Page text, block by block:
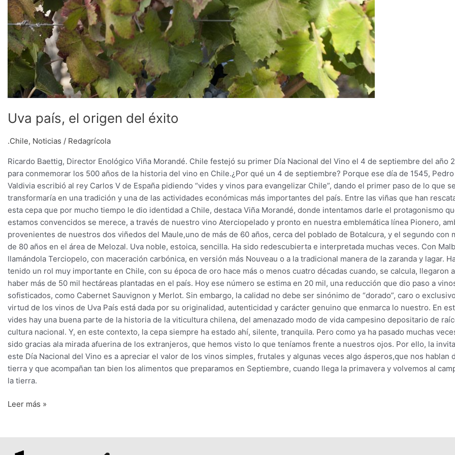
Uva país, el origen del éxito
.Chile, Noticias / Redagrícola
Ricardo Baettig, Director Enológico Viña Morandé. Chile festejó su primer Día Nacional del Vino el 4 de septiembre del año
para conmemorar los 500 años de la historia del vino en Chile.¿Por qué un 4 de septiembre? Porque ese día de 1545,
Valdivia escribió al rey Carlos V de España pidiendo “vides y vinos para evangelizar Chile”, dando el primer paso de lo que se
transformaría en una tradición y una de las actividades económicas más importantes del país. Entre las viñas que han
esta cepa que por mucho tiempo le dio identidad a Chile, destaca Viña Morandé, donde intentamos darle el protagonismo
estamos convencidos se merece, a través de nuestro vino Aterciopelado y pronto en nuestra emblemática línea Pionero,
provenientes de nuestros dos viñedos del Maule,uno de más de 60 años, cerca del poblado de Botalcura, y el segundo con
de 80 años en el área de Melozal. Uva noble, estoica, sencilla. Ha sido redescubierta e interpretada muchas veces. Con
llamándola Terciopelo, con maceración carbónica, en versión más Nouveau o a la tradicional manera de la zaranda y lagar.
tenido un rol muy importante en Chile, con su época de oro hace más o menos cuatro décadas cuando, se calcula, llegaron a
haber más de 50 mil hectáreas plantadas en el país. Hoy ese número se estima en 20 mil, una reducción que dio paso a
sofisticados, como Cabernet Sauvignon y Merlot. Sin embargo, la calidad no debe ser sinónimo de “dorado”, caro o
virtud de los vinos de Uva País está dada por su originalidad, autenticidad y carácter genuino que enmarca lo nuestro. En
vides hay una buena parte de la historia de la viticultura chilena, del amenazado modo de vida campesino depositario de
cultura nacional. Y, en este contexto, la cepa siempre ha estado ahí, silente, tranquila. Pero como ya ha pasado muchas
sido gracias ala mirada afuerina de los extranjeros, que hemos visto lo que teníamos frente a nuestros ojos. Por ello, la
este Día Nacional del Vino es a apreciar el valor de los vinos simples, frutales y algunas veces algo ásperos,que nos hablan
tierra y que acompañan tan bien los alimentos que preparamos en Septiembre, cuando llega la primavera y volvemos al
la tierra.
Leer más »